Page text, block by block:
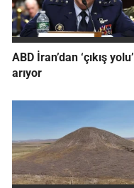
ABD İran’dan ‘çıkış yolu’
arıyor